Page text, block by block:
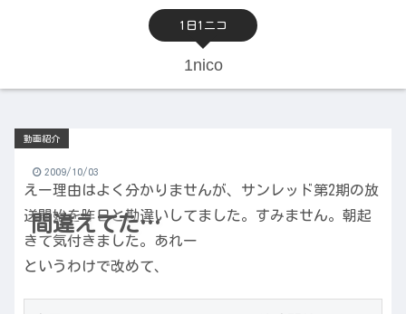
1日1ニコ
1nico
間違えてた…
動画紹介
2009/10/03
えー理由はよく分かりませんが、サンレッド第2期の放
送開始を昨日と勘違いしてました。すみません。朝起
きて気付きました。あれー
というわけで改めて、